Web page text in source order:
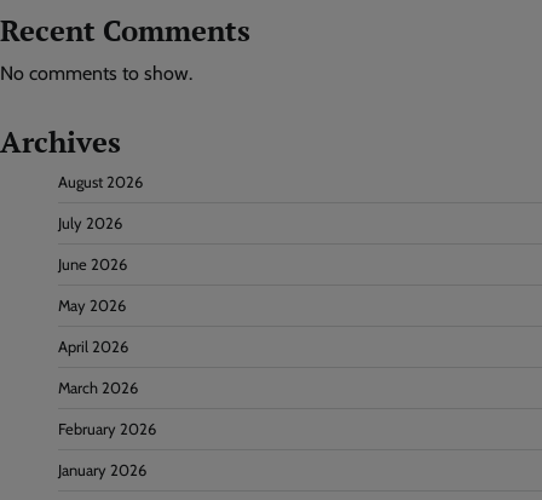
Recent Comments
No comments to show.
Archives
August 2026
July 2026
June 2026
May 2026
April 2026
March 2026
February 2026
January 2026